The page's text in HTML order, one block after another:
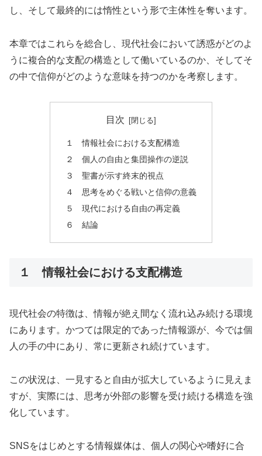
し、そして最終的には惰性という形で主体性を奪います。
本章ではこれらを総合し、現代社会において誘惑がどのよ
うに複合的な支配の構造として働いているのか、そしてそ
の中で信仰がどのような意味を持つのかを考察します。
目次
１ 情報社会における支配構造
２ 個人の自由と集団操作の逆説
３ 聖書が示す終末的視点
４ 思考をめぐる戦いと信仰の意義
５ 現代における自由の再定義
６ 結論
１ 情報社会における支配構造
現代社会の特徴は、情報が絶え間なく流れ込み続ける環境
にあります。かつては限定的であった情報源が、今では個
人の手の中にあり、常に更新され続けています。
この状況は、一見すると自由が拡大しているように見えま
すが、実際には、思考が外部の影響を受け続ける構造を強
化しています。
SNSをはじめとする情報媒体は、個人の関心や嗜好に合